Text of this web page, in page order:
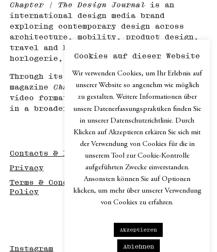
Chapter | The Design Journal is an
international design media brand
exploring contemporary design across
architecture, mobility, product design,
travel and hospitality, haute
horlogerie, and art.
Through its print edition, the online
magazine Chapter.digital, podcast and
video formats,Chapter explores design
in a broader cultural context.
Contacts & Imprint
Privacy
Terms & Conditions / Disclaimer / Return
Policy
Instagram
Cookies auf dieser Website
Wir verwenden Cookies, um Ihr Erlebnis auf
unserer Website so angenehm wie möglich
zu gestalten. Weitere Informationen über
unsere Datenerfassungspraktiken finden Sie
in unserer Datenschutzrichtlinie. Durch
Klicken auf Akzeptieren erkären Sie sich mit
der Verwendung von Cookies für die in
unserem Tool zur Cookie-Kontrolle
aufgeführten Zwecke einverstanden.
Ansonsten können Sie auf Optionen
klicken, um mehr über unserer Verwendung
von Cookies zu erfahren.
Akzeptieren
Ablehnen